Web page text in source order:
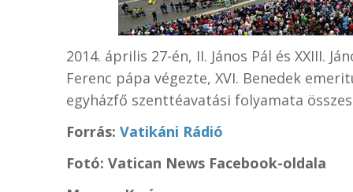
2014. április 27-én, II. János Pál és XXIII.
Ferenc pápa végezte, XVI. Benedek
egyházfő szenttéavatási folyamata
Forrás: Vatikáni Rádió
Fotó: Vatican News Facebook-oldala